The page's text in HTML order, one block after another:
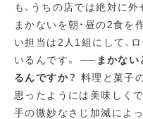
も、うちの店では絶対に外
まかないを朝・昼の2食を
い担当は2人1組にして、
いるんです。 ──まかない
るんですか？ 料理と菓子
思ったようには美味しく
手の微妙なさじ加減によ